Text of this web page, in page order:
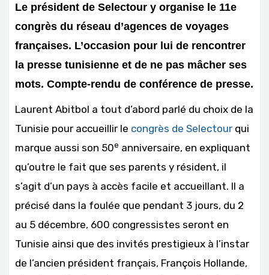
Le président de Selectour y organise le 11e
congrès du réseau d’agences de voyages
françaises. L’occasion pour lui de rencontrer
la presse tunisienne et de ne pas mâcher ses
mots. Compte-rendu de conférence de presse.
Laurent Abitbol a tout d’abord parlé du choix de la
Tunisie pour accueillir le congrès de Selectour qui
marque aussi son 50e anniversaire, en expliquant
qu’outre le fait que ses parents y résident, il
s’agit d’un pays à accès facile et accueillant. Il a
précisé dans la foulée que pendant 3 jours, du 2
au 5 décembre, 600 congressistes seront en
Tunisie ainsi que des invités prestigieux à l’instar
de l’ancien président français, François Hollande,